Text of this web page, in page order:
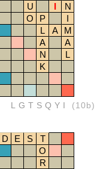
U I
N
O P
I
L A
M
A
A
N
L
K
LGTSQYI (10b)
D E S
T
O
R